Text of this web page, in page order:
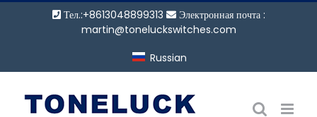
Тел.:+8613048899313
Электронная почта :
martin@toneluckswitches.com
Russian